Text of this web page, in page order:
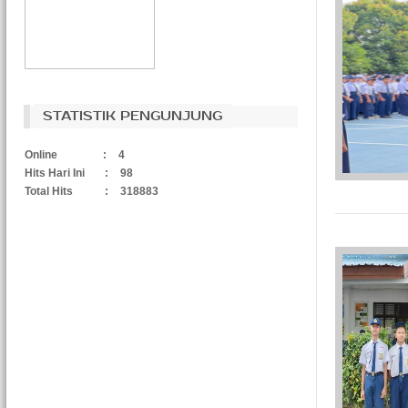
STATISTIK PENGUNJUNG
Online :
4
Hits Hari Ini
:
98
Total Hits
: 318883